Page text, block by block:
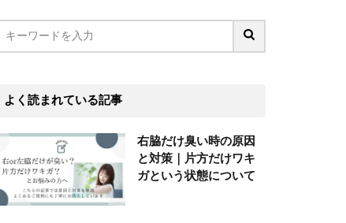
よく読まれている記事
右脇だけ臭い時の原因
と対策｜片方だけワキ
ガという状態について